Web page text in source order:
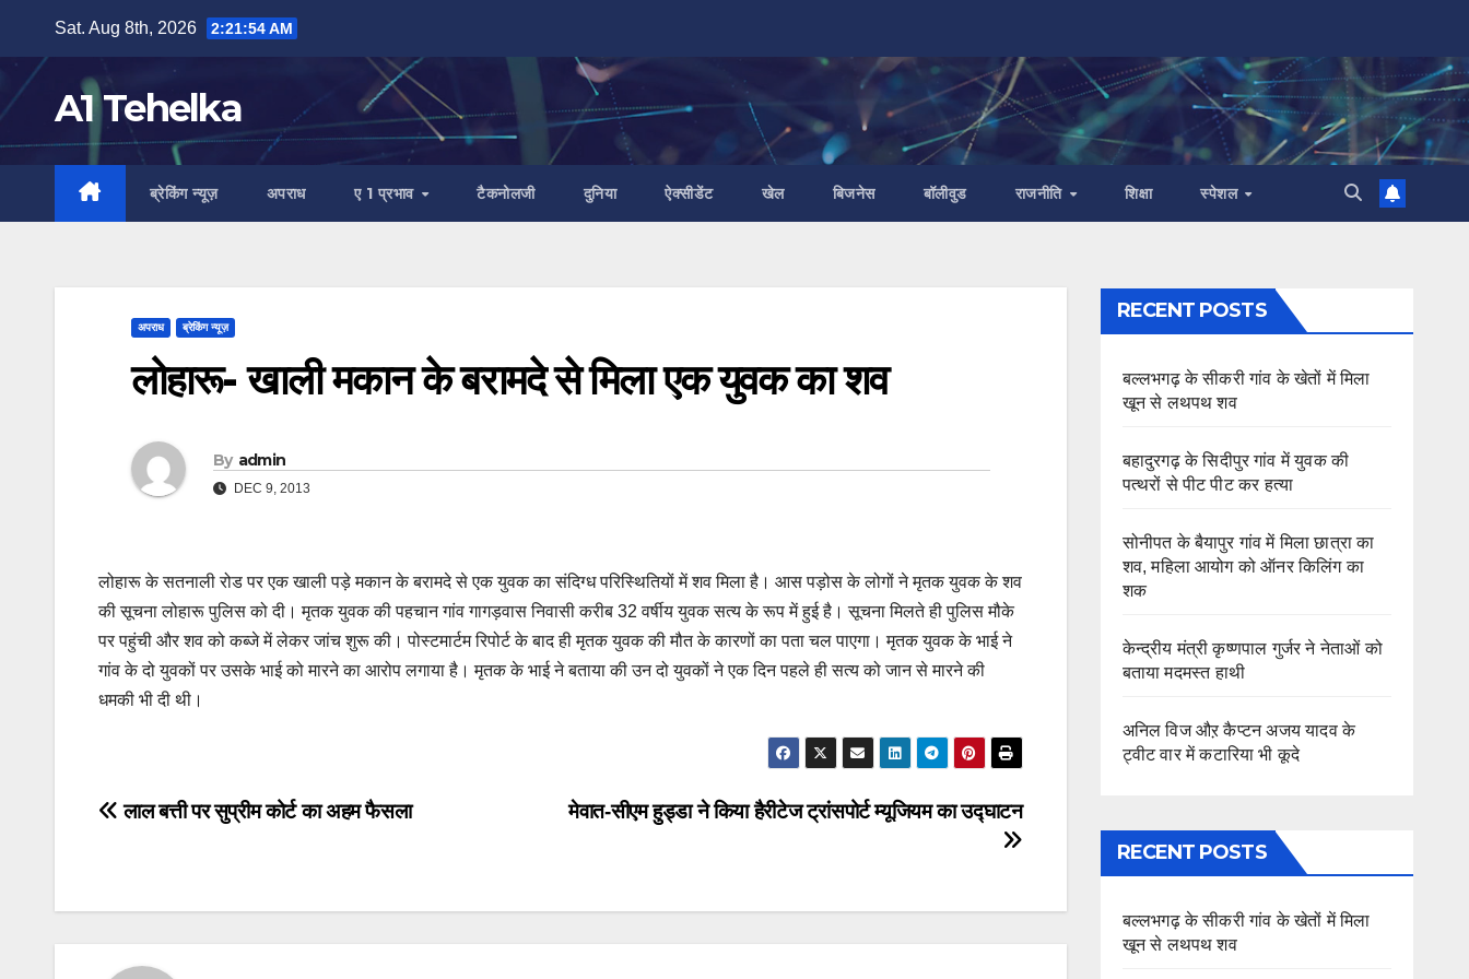
content
Sat. Aug 8th, 2026 2:21:55 AM
A1 Tehelka
ब्रेकिंग न्यूज़ अपराध ए 1 प्रभाव टैकनोलजी दुनिया ऐक्सीडेंट खेल बिजनेस बॉलीवुड राजनीति शिक्षा स्पेशल
अपराध ब्रेकिंग न्यूज़
लोहारू- खाली मकान के बरामदे से मिला एक युवक का शव
By admin
DEC 9, 2013
लोहारू के सतनाली रोड पर एक खाली पड़े मकान के बरामदे से एक युवक का संदिग्ध परिस्थितियों में शव मिला है। आस पड़ोस के लोगों ने मृतक युवक के शव
की सूचना लोहारू पुलिस को दी। मृतक युवक की पहचान गांव गागड़वास निवासी करीब 32 वर्षीय युवक सत्य के रूप में हुई है। सूचना मिलते ही पुलिस मौके
पर पहुंची और शव को कब्जे में लेकर जांच शुरू की। पोस्टमार्टम रिपोर्ट के बाद ही मृतक युवक की मौत के कारणों का पता चल पाएगा। मृतक युवक के भाई ने
गांव के दो युवकों पर उसके भाई को मारने का आरोप लगाया है। मृतक के भाई ने बताया की उन दो युवकों ने एक दिन पहले ही सत्य को जान से मारने की
धमकी भी दी थी।
Post
मेवात-सीएम हुड्डा ने किया हैरीटेज ट्रांसपोर्ट म्यूजियम का उद्घाटन
लाल बत्ती पर सुप्रीम कोर्ट का अहम फैसला
RECENT POSTS
बल्लभगढ़ के सीकरी गांव के खेतों में मिला
खून से लथपथ शव
बहादुरगढ़ के सिदीपुर गांव में युवक की
पत्थरों से पीट पीट कर हत्या
सोनीपत के बैयापुर गांव में मिला छात्रा का
शव, महिला आयोग को ऑनर किलिंग का
शक
केन्द्रीय मंत्री कृष्णपाल गुर्जर ने नेताओं को
बताया मदमस्त हाथी
अनिल विज औऱ कैप्टन अजय यादव के
ट्वीट वार में कटारिया भी कूदे
RECENT POSTS
बल्लभगढ़ के सीकरी गांव के खेतों में मिला
खून से लथपथ शव